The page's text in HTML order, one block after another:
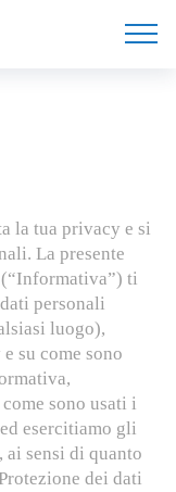
la tua privacy e si
La presente
ti
personali
luogo),
su come sono
sono usati i
esercitiamo gli
sensi di quanto
dei dati